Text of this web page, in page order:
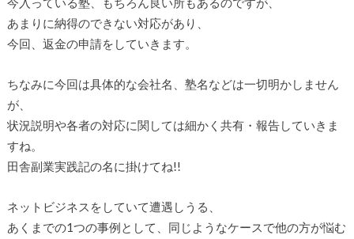
あまりに納得のできない対応があり、
今回、返金の申請をしていきます。
ちなみに今回は具体的な会社名、塾名などは一切明かしません
が、
状況説明や各者の対応に関しては細かく共有・報告していきま
すね。
田舎副業実践記の名に掛けてね!!
ネットビジネスをしていて遭遇しうる、
あくまでの1つの事例として、同じようなケースで他の方が悩む